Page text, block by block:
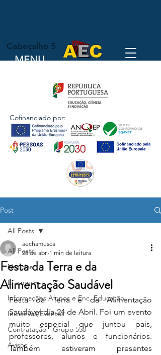
Cofinanciado por:
MENU
Cabeçalho 5
Post
All Posts
Notícias
Erasmus+
Informações Alunos e Enc. Educação
Iniciativas/Eventos
Contratação - Grupo 550
Avisos
All Posts
Festa da Terra e da
Alimentação Saudável
aechamusca
28 de abr. 1 min de leitura
Festa da Terra e da Alimentação
Saudável dia 24 de Abril. Foi um evento
muito especial que juntou pais,
professores, alunos e funcionários.
Também estiveram presentes